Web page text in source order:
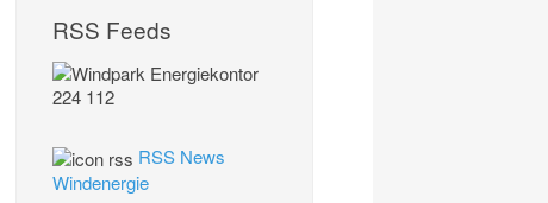
RSS Feeds
RSS News
Windenergie